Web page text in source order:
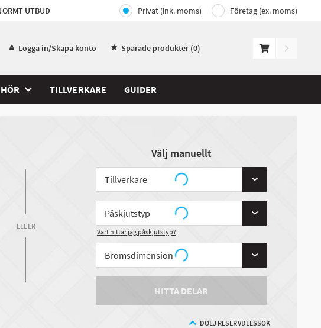
UTBUD Privat (ink. moms) Företag (ex. moms)
Logga in/Skapa konto Sparade produkter (0)
TILLVERKARE GUIDER
ELLER
Välj manuellt
Vart hittar jag påskjutstyp?
HITTA DELAR
DÖLJ RESERVDELSSÖK